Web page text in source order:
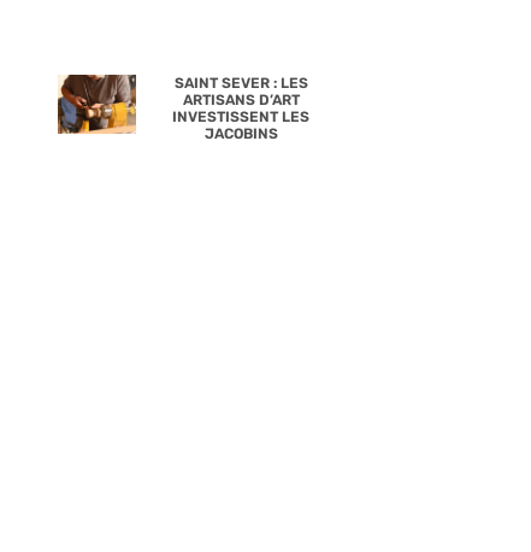
SAINT SEVER : LES
ARTISANS D’ART
INVESTISSENT LES
JACOBINS